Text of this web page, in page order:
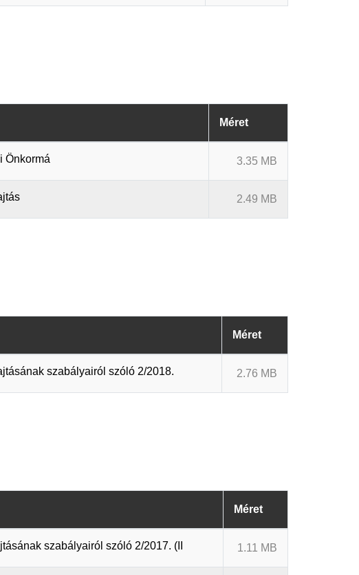
Méret
Önkormá 3.35 MB
2.49 MB
Méret
szabályairól szóló 2/2018. 2.76 MB
Méret
szabályairól szóló 2/2017. (II 1.11 MB